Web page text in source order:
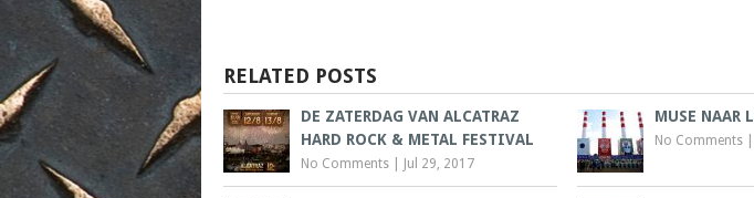
RELATED POSTS
DE ZATERDAG VAN ALCATRAZ
HARD ROCK & METAL FESTIVAL
No Comments Jul 29, 2017
MUSE NAAR
No Comments